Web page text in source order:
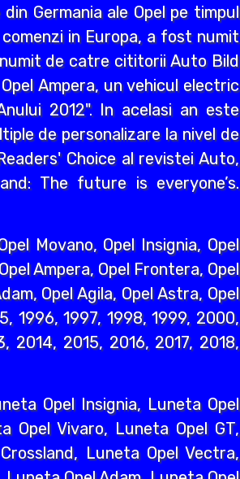
Germania ale Opel pe timpul
in Europa, a fost numit
numit de catre cititorii Auto Bild
Ampera, un vehicul electric
2012". In acelasi an este
de personalizare la nivel de
Choice al revistei Auto,
The future is everyone’s.
Movano, Opel Insignia, Opel
Ampera, Opel Frontera, Opel
Opel Agila, Opel Astra, Opel
1996, 1997, 1998, 1999, 2000,
2014, 2015, 2016, 2017, 2018,
Opel Insignia, Luneta Opel
Opel Vivaro, Luneta Opel GT,
Luneta Opel Vectra,